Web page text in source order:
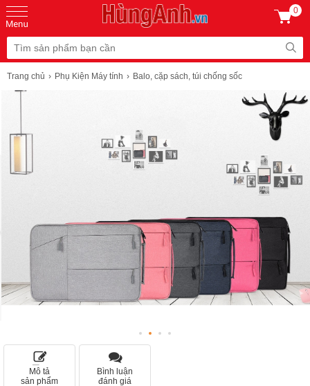
0
Trang chủ Phụ Kiện Máy tính Balo, cặp sách, túi chống sốc
Mô tả
sản phẩm
Bình luận
đánh giá